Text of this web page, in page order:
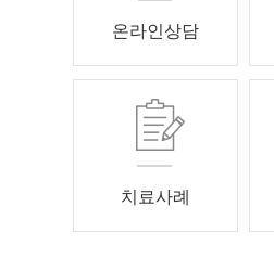
온라인상담
치료사례